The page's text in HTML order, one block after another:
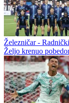
Francuska -
Deset golova u
oprostio, Mbape